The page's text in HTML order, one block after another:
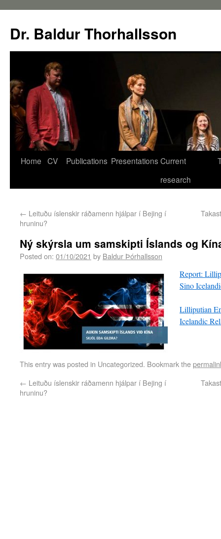
Dr. Baldur Thorhallsson
Home CV Publications Presentations Current
research
← Leituðu íslenskir ráðamenn hjálpar í Bejing í
hruninu?
Ný skýrsla um samskipti Íslands og
Posted on: 01/10/2021 by Baldur Þórhallsson
Report:
Sino
Lilliputian
Icelandic
This entry was posted in Uncategorized. Bookmark the
← Leituðu íslenskir ráðamenn hjálpar í Bejing í
hruninu?